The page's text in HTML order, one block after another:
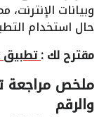
وبيانات
حال استخدام
مقترح لك :تطبيق Truecaller: Caller ID & Block
ملخص مراجعة
والرقم